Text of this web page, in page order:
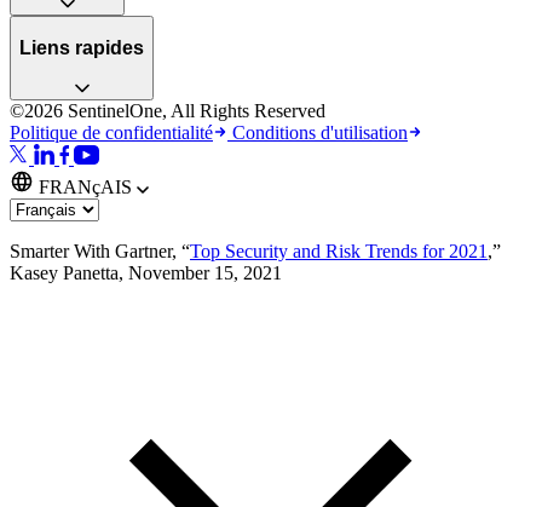
Liens rapides
©2026 SentinelOne, All Rights Reserved
Politique de confidentialité
Conditions d'utilisation
FRANçAIS
Smarter With Gartner, “Top Security and Risk Trends for 2021 ,”
Kasey Panetta, November 15, 2021